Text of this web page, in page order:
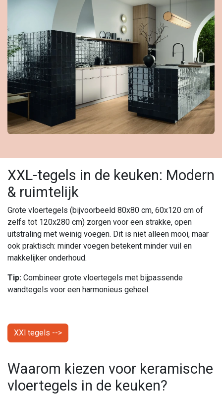
XXL-tegels in de keuken: Modern
& ruimtelijk
Grote vloertegels (bijvoorbeeld 80x80 cm, 60x120 cm of
zelfs tot 120x280 cm) zorgen voor een strakke, open
uitstraling met weinig voegen. Dit is niet alleen mooi, maar
ook praktisch: minder voegen betekent minder vuil en
makkelijker onderhoud.
Tip: Combineer grote vloertegels met bijpassende
wandtegels voor een harmonieus geheel.
XXl tegels -->
Waarom kiezen voor keramische
vloertegels in de keuken?